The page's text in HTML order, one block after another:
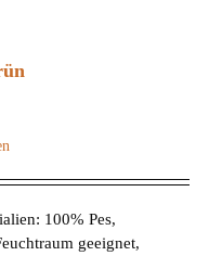
100% Pes,
geeignet,